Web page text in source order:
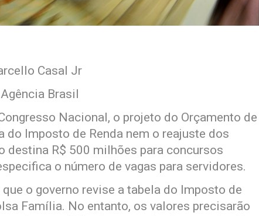
Casal Jr
Brasil
Nacional, o projeto do Orçamento de
do Imposto de Renda nem o reajuste dos
destina R$ 500 milhões para concursos
o número de vagas para servidores.
o governo revise a tabela do Imposto de
Família. No entanto, os valores precisarão